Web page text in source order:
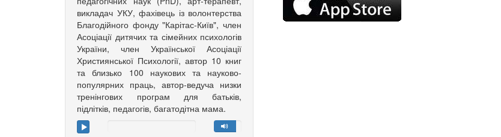
викладач УКУ, фахівець із волонтерства
Благодійного фонду "Карітас-Київ", член
Асоціації дитячих та сімейних психологів
України, член Української Асоціації
Християнської Психології, автор 10 книг
та близько 100 наукових та науково-
популярних праць, автор-ведуча низки
тренінгових програм для батьків,
підлітків, педагогів, багатодітна мама.